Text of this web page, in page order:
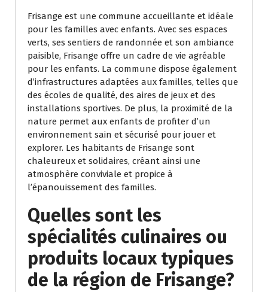
Frisange est une commune accueillante et idéale
pour les familles avec enfants. Avec ses espaces
verts, ses sentiers de randonnée et son ambiance
paisible, Frisange offre un cadre de vie agréable
pour les enfants. La commune dispose également
d’infrastructures adaptées aux familles, telles que
des écoles de qualité, des aires de jeux et des
installations sportives. De plus, la proximité de la
nature permet aux enfants de profiter d’un
environnement sain et sécurisé pour jouer et
explorer. Les habitants de Frisange sont
chaleureux et solidaires, créant ainsi une
atmosphère conviviale et propice à
l’épanouissement des familles.
Quelles sont les
spécialités culinaires ou
produits locaux typiques
de la région de Frisange?